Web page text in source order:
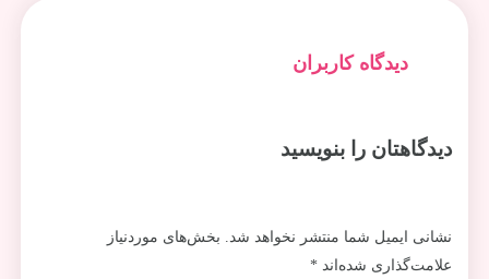
دیدگاه کاربران
دیدگاهتان را بنویسید
نشانی ایمیل شما منتشر نخواهد شد.
بخش‌های موردنیاز
علامت‌گذاری شده‌اند*